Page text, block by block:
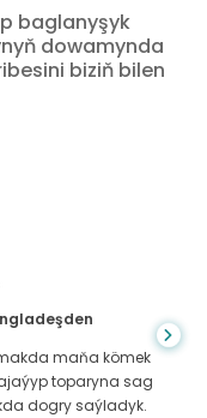
baglanyşyk
dowamynda
biziň bilen
maňa kömek
toparyna sag
dogry saýladyk.